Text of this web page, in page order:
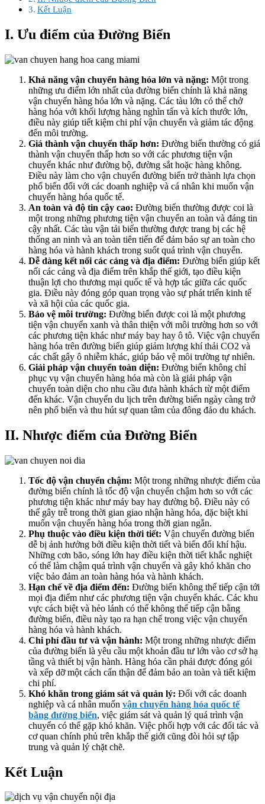
Kết Luận
I. Ưu điểm của Đường Biển
Khả năng vận chuyển hàng hóa lớn và nặng: Một trong
những ưu điểm lớn nhất của đường biển chính là khả năng
vận chuyển hàng hóa lớn và nặng. Các tàu lớn có thể chở
hàng hóa với khối lượng hàng nghìn tấn và kích thước lớn,
điều này giúp tiết kiệm chi phí vận chuyển và giảm tác động
đến môi trường.
Giá thành vận chuyển thấp hơn: Đường biển thường có giá
thành vận chuyển thấp hơn so với các phương tiện vận
chuyển khác như đường bộ, đường sắt hoặc hàng không.
Điều này làm cho vận chuyển đường biển trở thành lựa chọn
phổ biến đối với các doanh nghiệp và cá nhân khi muốn vận
chuyển hàng hóa quốc tế.
An toàn và độ tin cậy cao: Đường biển thường được coi là
một trong những phương tiện vận chuyển an toàn và đáng tin
cậy nhất. Các tàu vận tải biển thường được trang bị các hệ
thống an ninh và an toàn tiên tiến để đảm bảo sự an toàn cho
hàng hóa và hành khách trong suốt quá trình vận chuyển.
Dễ dàng kết nối các cảng và địa điểm: Đường biển giúp kết
nối các cảng và địa điểm trên khắp thế giới, tạo điều kiện
thuận lợi cho thương mại quốc tế và hợp tác giữa các quốc
gia. Điều này đóng góp quan trọng vào sự phát triển kinh tế
và xã hội của các quốc gia.
Bảo vệ môi trường: Đường biển được coi là một phương
tiện vận chuyển xanh và thân thiện với môi trường hơn so với
các phương tiện khác như máy bay hay ô tô. Việc vận chuyển
hàng hóa trên đường biển giúp giảm lượng khí thải CO2 và
các chất gây ô nhiễm khác, giúp bảo vệ môi trường tự nhiên.
Giải pháp vận chuyển toàn diện: Đường biển không chỉ
phục vụ vận chuyển hàng hóa mà còn là giải pháp vận
chuyển toàn diện cho nhu cầu đưa hành khách từ một điểm
đến khác. Vận chuyển du lịch trên đường biển ngày càng trở
nên phổ biến và thu hút sự quan tâm của đông đảo du khách.
II. Nhược điểm của Đường Biển
Tốc độ vận chuyển chậm: Một trong những nhược điểm của
đường biển chính là tốc độ vận chuyển chậm hơn so với các
phương tiện khác như máy bay hay đường bộ. Điều này có
thể gây trễ trong thời gian giao nhận hàng hóa, đặc biệt khi
muốn vận chuyển hàng hóa trong thời gian ngắn.
Phụ thuộc vào điều kiện thời tiết: Vận chuyển đường biển
dễ bị ảnh hưởng bởi điều kiện thời tiết và biến đổi khí hậu.
Những cơn bão, sóng lớn hay điều kiện thời tiết khắc nghiệt
có thể làm chậm quá trình vận chuyển và gây khó khăn cho
việc bảo đảm an toàn hàng hóa và hành khách.
Hạn chế về địa điểm đến: Đường biển không thể tiếp cận tới
mọi địa điểm như các phương tiện vận chuyển khác. Các khu
vực cách biệt và hẻo lánh có thể không thể tiếp cận bằng
đường biển, điều này tạo ra hạn chế trong việc vận chuyển
hàng hóa và hành khách.
Chi phí đầu tư và vận hành: Một trong những nhược điểm
của đường biển là yêu cầu một khoản đầu tư lớn vào cơ sở hạ
tầng và thiết bị vận hành. Hàng hóa cần phải được đóng gói
và xếp dỡ một cách cẩn thận để đảm bảo an toàn và tiết kiệm
chi phí.
Khó khăn trong giám sát và quản lý: Đối với các doanh
nghiệp và cá nhân muốn vận chuyển hàng hóa quốc tế
bằng đường biển, việc giám sát và quản lý quá trình vận
chuyển có thể gặp khó khăn. Việc phối hợp với các đối tác và
cơ quan chính phủ trên khắp thế giới cũng đòi hỏi sự tập
trung và quản lý chặt chẽ.
Kết Luận